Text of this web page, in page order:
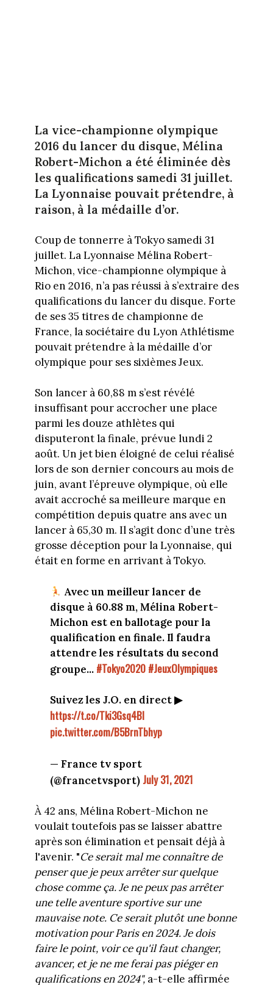
La vice-championne olympique
2016 du lancer du disque, Mélina
Robert-Michon a été éliminée dès
les qualifications samedi 31 juillet.
La Lyonnaise pouvait prétendre, à
raison, à la médaille d’or.
Coup de tonnerre à Tokyo samedi 31
juillet. La Lyonnaise Mélina Robert-
Michon, vice-championne olympique à
Rio en 2016, n’a pas réussi à s’extraire des
qualifications du lancer du disque. Forte
de ses 35 titres de championne de
France, la sociétaire du Lyon Athlétisme
pouvait prétendre à la médaille d’or
olympique pour ses sixièmes Jeux.
Son lancer à 60,88 m s’est révélé
insuffisant pour accrocher une place
parmi les douze athlètes qui
disputeront la finale, prévue lundi 2
août. Un jet bien éloigné de celui réalisé
lors de son dernier concours au mois de
juin, avant l’épreuve olympique, où elle
avait accroché sa meilleure marque en
compétition depuis quatre ans avec un
lancer à 65,30 m. Il s’agit donc d’une très
grosse déception pour la Lyonnaise, qui
était en forme en arrivant à Tokyo.
Avec un meilleur lancer de
disque à 60.88 m, Mélina Robert-
Michon est en ballotage pour la
qualification en finale. Il faudra
attendre les résultats du second
groupe... #Tokyo2020 #JeuxOlympiques
Suivez les J.O. en direct ▶
https://t.co/Tki3Gsq4BI
pic.twitter.com/B5BrnTbhyp
— France tv sport
(@francetvsport) July 31, 2021
À 42 ans, Mélina Robert-Michon ne
voulait toutefois pas se laisser abattre
après son élimination et pensait déjà à
l'avenir. "Ce serait mal me connaître de
penser que je peux arrêter sur quelque
chose comme ça. Je ne peux pas arrêter
une telle aventure sportive sur une
mauvaise note. Ce serait plutôt une bonne
motivation pour Paris en 2024. Je dois
faire le point, voir ce qu'il faut changer,
avancer, et je ne me ferai pas piéger en
qualifications en 2024", a-t-elle affirmée